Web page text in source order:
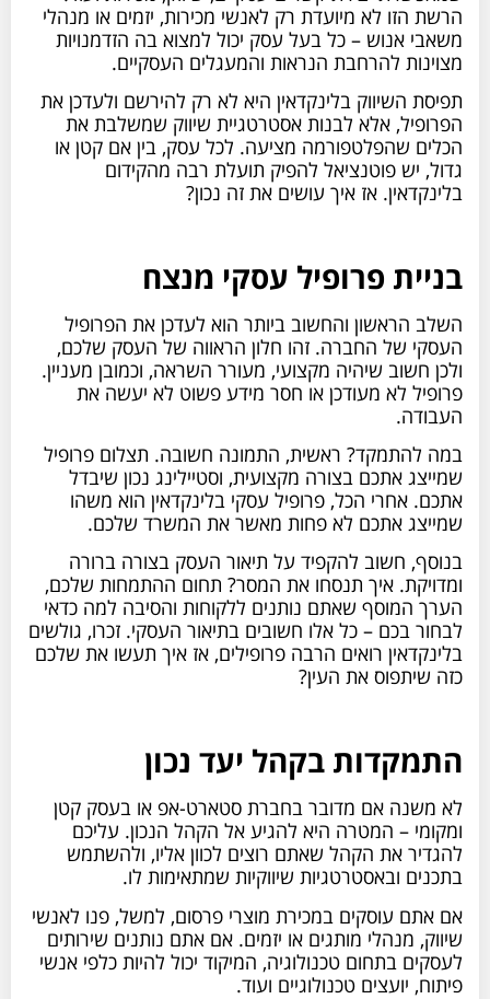
הרשת הזו לא מיועדת רק לאנשי מכירות, יזמים או מנהלי
משאבי אנוש – כל בעל עסק יכול למצוא בה הזדמנויות
מצוינות להרחבת הנראות והמעגלים העסקיים.
תפיסת השיווק בלינקדאין היא לא רק להירשם ולעדכן את
הפרופיל, אלא לבנות אסטרטגיית שיווק שמשלבת את
הכלים שהפלטפורמה מציעה. לכל עסק, בין אם קטן או
גדול, יש פוטנציאל להפיק תועלת רבה מהקידום
בלינקדאין. אז איך עושים את זה נכון?
בניית פרופיל עסקי מנצח
השלב הראשון והחשוב ביותר הוא לעדכן את הפרופיל
העסקי של החברה. זהו חלון הראווה של העסק שלכם,
ולכן חשוב שיהיה מקצועי, מעורר השראה, וכמובן מעניין.
פרופיל לא מעודכן או חסר מידע פשוט לא יעשה את
העבודה.
במה להתמקד? ראשית, התמונה חשובה. תצלום פרופיל
שמייצג אתכם בצורה מקצועית, וסטיילינג נכון שיבדל
אתכם. אחרי הכל, פרופיל עסקי בלינקדאין הוא משהו
שמייצג אתכם לא פחות מאשר את המשרד שלכם.
בנוסף, חשוב להקפיד על תיאור העסק בצורה ברורה
ומדויקת. איך תנסחו את המסר? תחום ההתמחות שלכם,
הערך המוסף שאתם נותנים ללקוחות והסיבה למה כדאי
לבחור בכם – כל אלו חשובים בתיאור העסקי. זכרו, גולשים
בלינקדאין רואים הרבה פרופילים, אז איך תעשו את שלכם
כזה שיתפוס את העין?
התמקדות בקהל יעד נכון
לא משנה אם מדובר בחברת סטארט-אפ או בעסק קטן
ומקומי – המטרה היא להגיע אל הקהל הנכון. עליכם
להגדיר את הקהל שאתם רוצים לכוון אליו, ולהשתמש
בתכנים ובאסטרטגיות שיווקיות שמתאימות לו.
אם אתם עוסקים במכירת מוצרי פרסום, למשל, פנו לאנשי
שיווק, מנהלי מותגים או יזמים. אם אתם נותנים שירותים
לעסקים בתחום טכנולוגיה, המיקוד יכול להיות כלפי אנשי
פיתוח, יועצים טכנולוגיים ועוד.